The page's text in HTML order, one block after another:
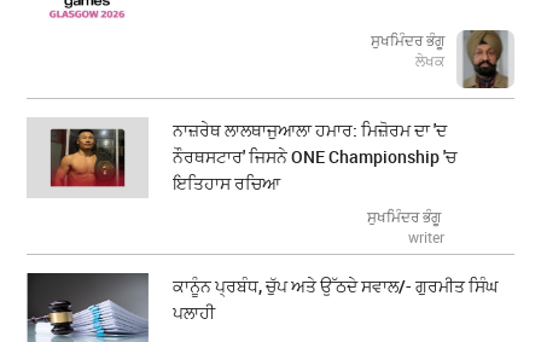
ਸੁਖਮਿੰਦਰ ਭੰਗੂ
ਲੇਖਕ
ਨਾਜ਼ਰੇਥ ਲਾਲਥਾਜੁਆਲਾ ਹਮਾਰ: ਮਿਜ਼ੋਰਮ ਦਾ 'ਦ
ਨੌਰਥਸਟਾਰ' ਜਿਸਨੇ ONE Championship 'ਚ
ਇਤਿਹਾਸ ਰਚਿਆ
ਸੁਖਮਿੰਦਰ ਭੰਗੂ
writer
ਕਾਨੂੰਨ ਪ੍ਰਬੰਧ, ਚੁੱਪ ਅਤੇ ਉੱਠਦੇ ਸਵਾਲ/- ਗੁਰਮੀਤ ਸਿੰਘ
ਪਲਾਹੀ